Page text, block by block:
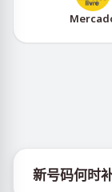
新号码何时